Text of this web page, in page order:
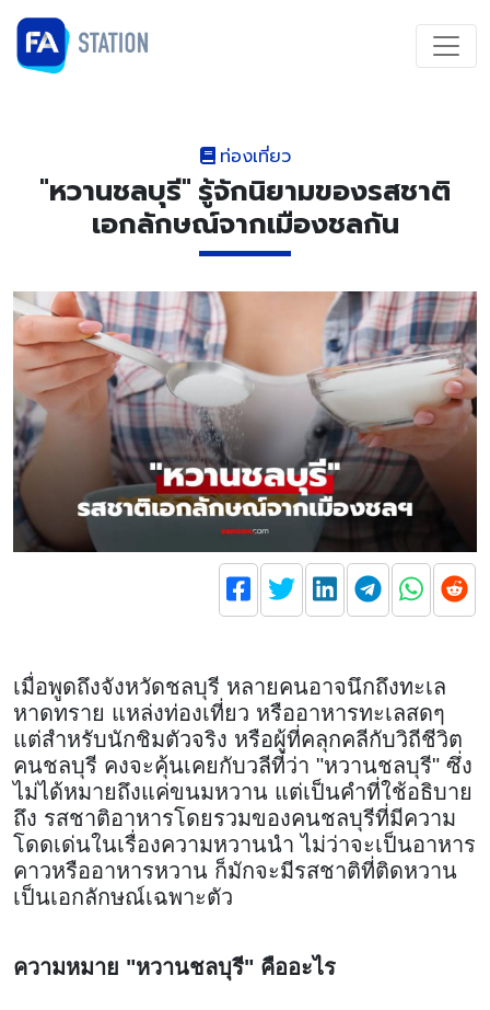
ท่องเที่ยว
"หวานชลบุรี" รู้จักนิยามของรสชาติ
เอกลักษณ์จากเมืองชลกัน
เมื่อพูดถึงจังหวัดชลบุรี หลายคนอาจนึกถึงทะเล
หาดทราย แหล่งท่องเที่ยว หรืออาหารทะเลสดๆ
แต่สำหรับนักชิมตัวจริง หรือผู้ที่คลุกคลีกับวิถีชีวิต
คนชลบุรี คงจะคุ้นเคยกับวลีที่ว่า "หวานชลบุรี" ซึ่ง
ไม่ได้หมายถึงแค่ขนมหวาน แต่เป็นคำที่ใช้อธิบาย
ถึง รสชาติอาหารโดยรวมของคนชลบุรีที่มีความ
โดดเด่นในเรื่องความหวานนำ ไม่ว่าจะเป็นอาหาร
คาวหรืออาหารหวาน ก็มักจะมีรสชาติที่ติดหวาน
เป็นเอกลักษณ์เฉพาะตัว
ความหมาย "หวานชลบุรี" คืออะไร